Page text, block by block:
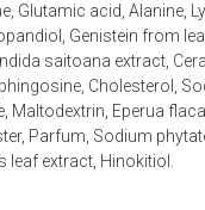
Glutamic acid, Alanine,
Genistein from
saitoana extract,
Cholesterol,
Maltodextrin, Eperua
Parfum, Sodium
extract, Hinokitiol.